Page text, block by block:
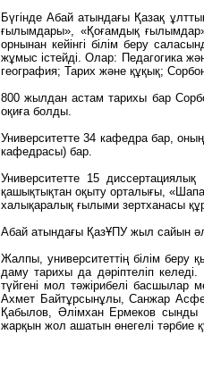
Бүгінде Абай атындағы Қазақ
ғылымдары», «Қоғамдық
орнынан кейінгі білім беру
жұмыс істейді. Олар: Педагогика
география; Тарих және құқық;
800 жылдан астам тарихы бар
оқиға болды.
Университетте 34 кафедра бар,
кафедрасы) бар.
Университетте 15
қашықтықтан оқыту орталығы,
халықаралық ғылыми зертханасы
Абай атындағы ҚазҰПУ жыл сайын
Жалпы, университеттің білім беру
даму тарихы да дәріптеліп
түйгені мол тәжірибелі басшылар
Ахмет Байтұрсынұлы, Санжар
Қабылов, Әлімхан Ермеков сынды
жарқын жол ашатын өнегелі тәрбие